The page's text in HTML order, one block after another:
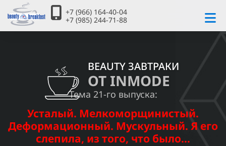
+7 (966) 164-40-04
+7 (985) 244-71-88
BEAUTY ЗАВТРАКИ
ОТ INMODE
Тема 21-го выпуска:
Усталый. Мелкоморщинистый.
Деформационный. Мускульный. Я его
слепила, из того, что было…